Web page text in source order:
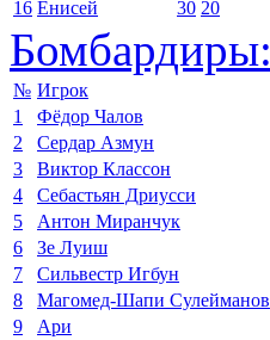
16 Енисей 30 20
Бомбардиры:
№ Игрок
1
Фёдор Чалов
2
Сердар Азмун
3
Виктор Классон
4
Себастьян Дриусси
5
Антон Миранчук
6
Зе Луиш
7
Сильвестр Игбун
8
Магомед-Шапи Сулейманов
9
Ари